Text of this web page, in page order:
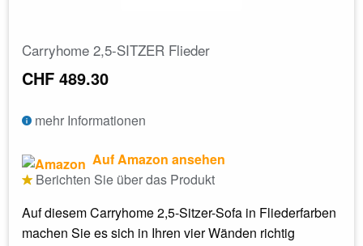
Carryhome 2,5-SITZER Flieder
CHF 489.30
mehr Informationen
Auf Amazon ansehen
Berichten Sie über das Produkt
Auf diesem Carryhome 2,5-Sitzer-Sofa in Fliederfarben
machen Sie es sich in Ihren vier Wänden richtig